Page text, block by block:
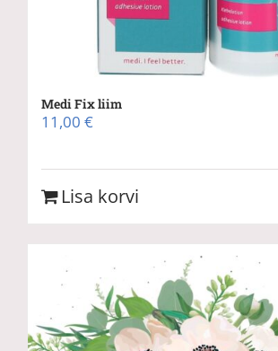
Medi Fix liim
11,00 €
Lisa korvi